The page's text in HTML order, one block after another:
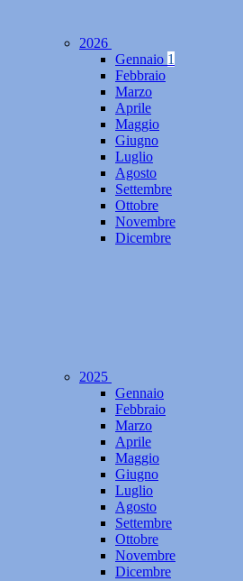
2026
Gennaio 1
Febbraio
Marzo
Aprile
Maggio
Giugno
Luglio
Agosto
Settembre
Ottobre
Novembre
Dicembre
2025
Gennaio
Febbraio
Marzo
Aprile
Maggio
Giugno
Luglio
Agosto
Settembre
Ottobre
Novembre
Dicembre